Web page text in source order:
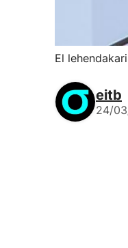
El
eitb
24/